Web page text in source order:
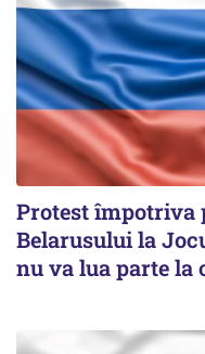
Protest împotriva
Belarusului la
nu va lua parte la